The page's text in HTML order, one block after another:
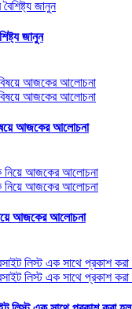
জানুন
আজকের আলোচনা
আজকের আলোচনা